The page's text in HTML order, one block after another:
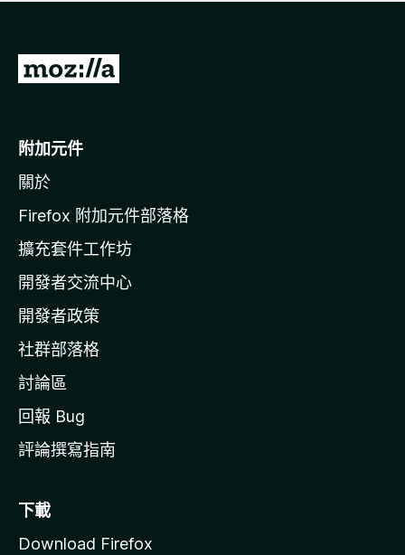
有
前
o
i
l
a
官
網
附加元件
關於
Firefox 附加元件部落格
擴充套件工作坊
開發者交流中心
開發者政策
社群部落格
討論區
回報 Bug
評論撰寫指南
下載
Download Firefox